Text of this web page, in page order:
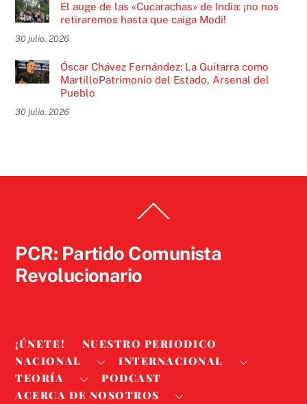
El auge de las «Cucarachas» de India: ¡no nos
retiraremos hasta que caiga Modi!
30 julio, 2026
Óscar Chávez Fernández: La Guitarra como
MartilloPatrimonio del Estado, Arsenal del
Pueblo
30 julio, 2026
To
PCR: Partido Comunista
Revolucionario
¡ÚNETE!
NUESTRO PERIODICO
NACIONAL
INTERNACIONAL
TEORÍA
PODCAST
ACERCA DE NOSOTROS